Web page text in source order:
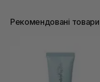
Рекомендовані товари